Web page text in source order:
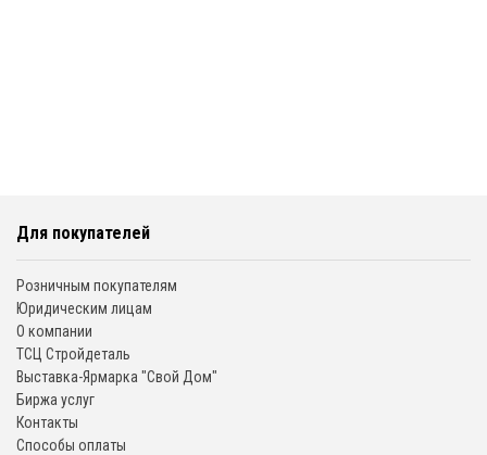
Для покупателей
Розничным покупателям
Юридическим лицам
О компании
ТСЦ Стройдеталь
Выставка-Ярмарка "Свой Дом"
Биржа услуг
Контакты
Способы оплаты